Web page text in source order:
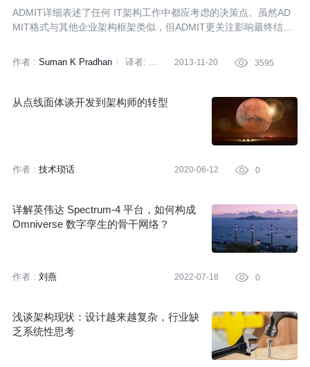
ADMIT详细表述了任何 IT架构工作中都应考虑的决策点。虽然AD
MIT格式与其他企业架构框架类似，但ADMIT更关注影响最终结果
价方法学结合使用。
作者 : Suman K Pradhan
译者:
2013-11-20  3595
从点线面体谈开发到架构师的转型
作者 : 技术琐话 2020-06-12  0
详解英伟达 Spectrum-4 平台，如何构成
Omniverse 数字孪生的骨干网络？
作者 : 刘燕 2022-07-18  0
浅谈架构现状：设计越来越复杂，行业缺
乏系统性思考